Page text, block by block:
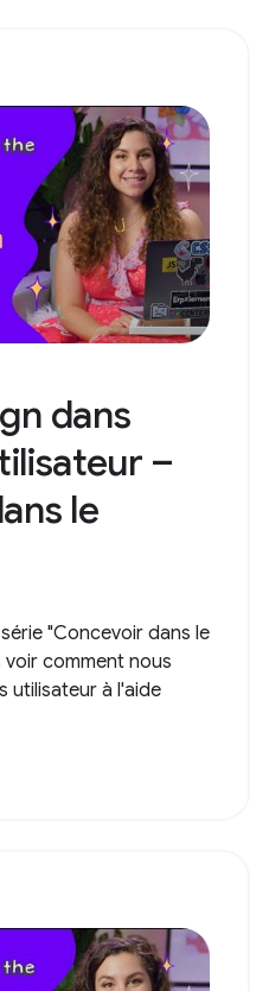
dans
–
le
"Concevoir dans le
voir comment nous
utilisateur à l'aide